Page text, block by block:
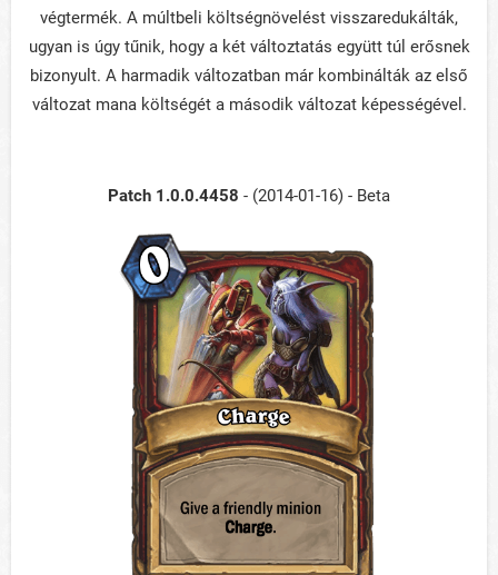
végtermék. A múltbeli költségnövelést visszaredukálták,
ugyan is úgy tűnik, hogy a két változtatás együtt túl erősnek
bizonyult. A harmadik változatban már kombinálták az első
változat mana költségét a második változat képességével.
Patch 1.0.0.4458 - (2014-01-16) - Beta